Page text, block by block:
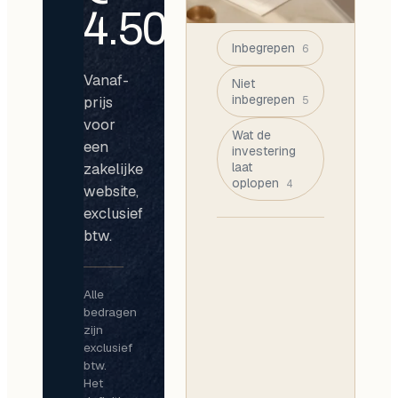
4.500
Vanaf-
prijs
voor
een
zakelijke
website,
exclusief
btw.
Alle
bedragen
zijn
exclusief
btw.
Het
Inbegrepen 6
Niet
inbegrepen
5
Wat de
investering
laat
oplopen
4